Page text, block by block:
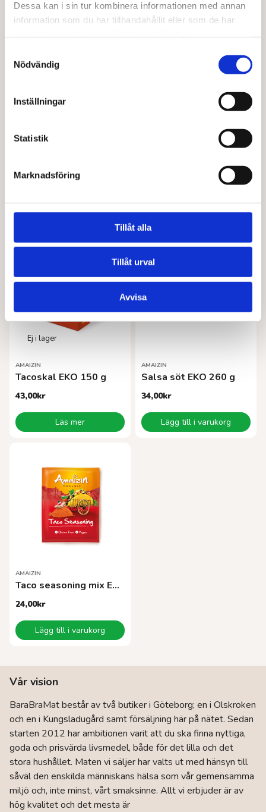
Dessa kan i sin tur kombinera informationen med annan
information som du har tillhandahållit eller som de har
Nödvändig
Inställningar
Statistik
Marknadsföring
Tillåt alla
Tillåt urval
Avvisa
Sambal olek EKO 100 g
Lägg till i varukorg
Kokoskräm EKO 200 g
Lägg till i varukorg
AMAIZIN
Tacoskal EKO 150 g
43,00kr
Läs mer
AMAIZIN
Salsa söt EKO 260 g
34,00kr
Lägg till i varukorg
AMAIZIN
Taco seasoning mix EKO 30g
24,00kr
Lägg till i varukorg
Vår vision
BaraBraMat består av två butiker i Göteborg; en i Olskroken
och en i Kungsladugård samt försäljning här på nätet. Sedan
starten 2012 har ambitionen varit att du ska finna nyttiga,
goda och prisvärda livsmedel, både för det lilla och det
stora hushållet. Maten vi säljer har valts ut med hänsyn till
såväl den enskilda människans hälsa som vår gemensamma
miljö och, inte minst, vårt smaksinne. Allt vi erbjuder är av
hög kvalitet och det mesta är